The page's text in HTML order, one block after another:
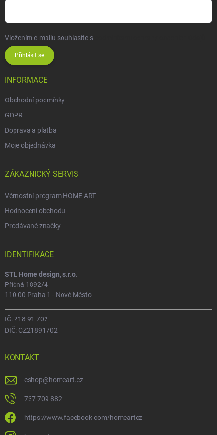
Vložením e-mailu souhlasíte s
Přihlásit se
INFORMACE
Obchodní podmínky
GDPR
Doprava a platba
Moje objednávka
ZÁKAZNICKÝ SERVIS
Věrnostní program HOME ART
Hodnocení obchodu
Prodávané značky
IDENTIFIKACE
STL Home design, s.r.o.
Příčná 1892/4
110 00 Praha 1 - Nové Město
IČ: 218 91 702
DIČ: CZ21891702
KONTAKT
eshop@homeart.cz
737 709 882
https://www.facebook.com/homeartcz